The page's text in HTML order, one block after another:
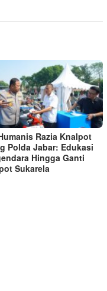
Razia Knalpot
Polda Jabar: Edukasi
Hingga Ganti
Sukarela